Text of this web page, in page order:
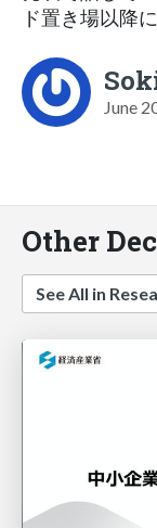
ド置き場以降
June
Other
See All in